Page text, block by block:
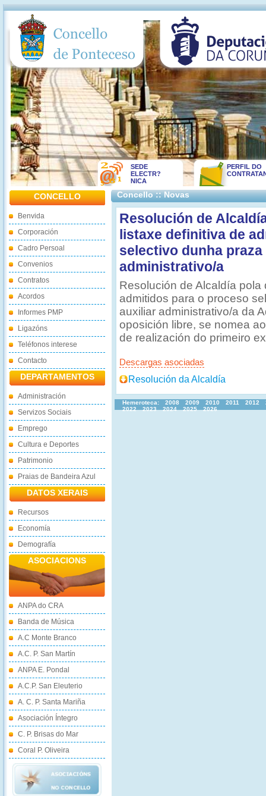
SEDE
ELECTR?
NICA
PERFIL DO
CONCELLO
Benvida
Corporación
Cadro Persoal
Convenios
Contratos
Acordos
Informes PMP
Ligazóns
Teléfonos interese
Contacto
DEPARTAMENTOS
Administración
Servizos Sociais
Emprego
Cultura e Deportes
Patrimonio
Praias de Bandeira Azul
DATOS XERAIS
Recursos
Economía
Demografía
ASOCIACIONS
ANPA do CRA
Banda de Música
A.C Monte Branco
A.C. P. San Martín
ANPA E. Pondal
A.C.P. San Eleuterio
A. C. P. Santa Mariña
Asociación Íntegro
C. P. Brisas do Mar
Coral P. Oliveira
Concello :: Novas
Resolución de
listaxe definitiva de
selectivo dunha
administrativo/a
Resolución de Alcaldía
admitidos para o proceso
auxiliar administrativo/a da
oposición libre, se nomea
de realización do primeiro
Descargas asociadas
Resolución da Alcaldía
Hemeroteca: 2008 2009 2010 2011 2012
2022
2023 2024 2025 2026